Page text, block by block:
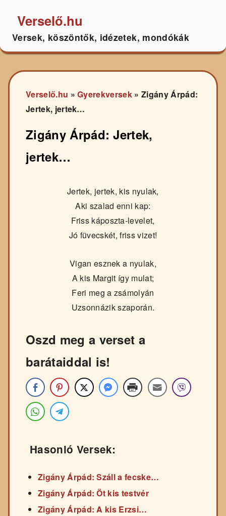
Verselő.hu
Versek, köszöntők, idézetek, mondókák
Verselő.hu »Gyerekversek » Zigány Árpád:
Jertek, jertek…
Zigány Árpád: Jertek,
jertek…
Jertek, jertek, kis nyulak,
Aki szalad enni kap:
Friss káposzta-levelet,
Jó füvecskét, friss vizet!
Vigan esznek a nyulak,
A kis Margit így mulat;
Feri meg a zsámolyán
Uzsonnázik szaporán.
Oszd meg a verset a
barátaiddal is!
Hasonló Versek:
Zigány Árpád: Száll a fecske…
Zigány Árpád: Öt kis testvér
Zigány Árpád: A kis Erzsi…